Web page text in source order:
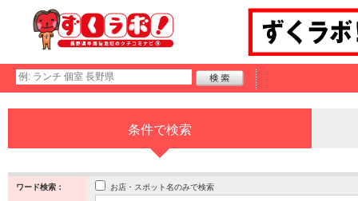
条件で検索
ワード検索： お店・スポット名のみで検索